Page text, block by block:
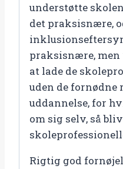
understøtte
det praksisnære,
praksisnære,
at lade de
uden de fornødne
uddannelse, for
om sig selv, så
Rigtig god